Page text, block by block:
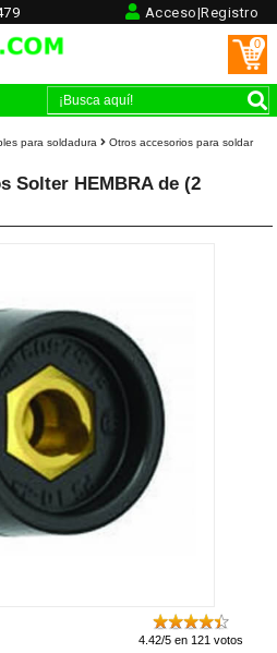
Acceso|Registro
0
para soldadura Otros accesorios para soldar
Solter HEMBRA de (2
4.42/5 en 121 votos